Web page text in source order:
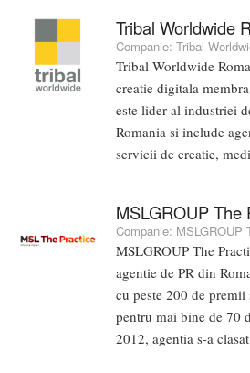
Tribal Worldwide
Companie: Tribal
Tribal Worldwide
creatie digitala
este lider al industriei
Romania si include
servicii de creatie,
MSLGROUP The
Companie: MSLGROUP
MSLGROUP The
agentie de PR din
cu peste 200 de
pentru mai bine de 70
2012, agentia s-a